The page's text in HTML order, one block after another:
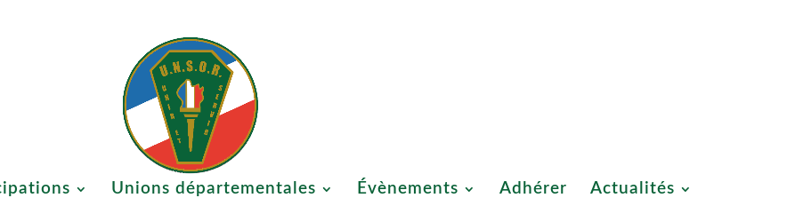
Unions départementales Évènements Adhérer Actualités